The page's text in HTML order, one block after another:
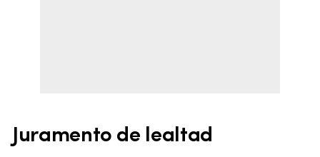
Juramento de lealtad